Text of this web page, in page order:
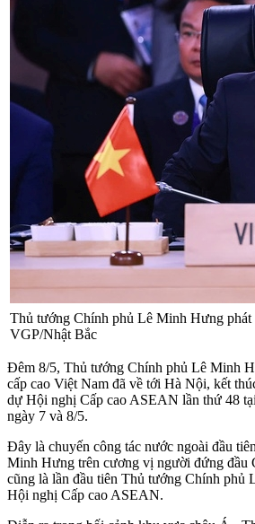
Thủ tướng Chính phủ Lê Minh Hưng
VGP/Nhật Bắc
Đêm 8/5, Thủ tướng Chính phủ Lê Minh
cấp cao Việt Nam đã về tới Hà Nội, kết
dự Hội nghị Cấp cao ASEAN lần thứ 48
ngày 7 và 8/5.
Đây là chuyến công tác nước ngoài đầu
Minh Hưng trên cương vị người đứng đầu
cũng là lần đầu tiên Thủ tướng Chính phủ
Hội nghị Cấp cao ASEAN.